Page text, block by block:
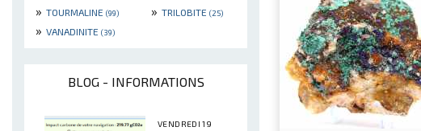
» TOURMALINE (99) » TRILOBITE (25)
» VANADINITE (39)
BLOG - INFORMATIONS
VENDREDI 19